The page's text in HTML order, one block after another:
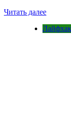
Читать далее